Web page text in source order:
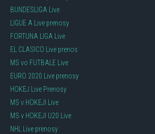
BUNDESLIGA Live
LIGUE A Live prenosy
FORTUNA LIGA Live
EL CLASICO Live prenos
MS vo FUTBALE Live
EURO 2020 Live prenosy
HOKEJ Live Prenosy
MS v HOKEJI Live
MS v HOKEJI U20 Live
NHL Live prenosy